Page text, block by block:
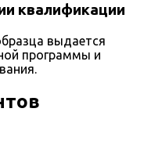
квалификации
выдается
программы и